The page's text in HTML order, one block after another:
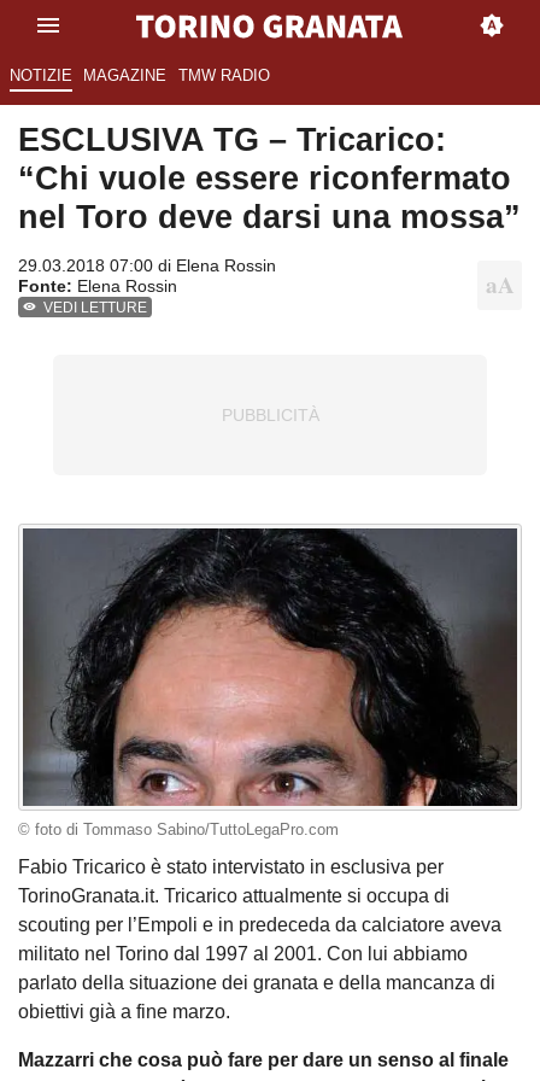
NOTIZIE MAGAZINE TMW RADIO
ESCLUSIVA TG – Tricarico:
“Chi vuole essere riconfermato
nel Toro deve darsi una mossa”
29.03.2018 07:00 di Elena Rossin
Fonte: Elena Rossin
VEDI LETTURE
© foto di Tommaso Sabino/TuttoLegaPro.com
Fabio Tricarico è stato intervistato in esclusiva per
TorinoGranata.it. Tricarico attualmente si occupa di
scouting per l’Empoli e in predeceda da calciatore aveva
militato nel Torino dal 1997 al 2001. Con lui abbiamo
parlato della situazione dei granata e della mancanza di
obiettivi già a fine marzo.
Mazzarri che cosa può fare per dare un senso al finale